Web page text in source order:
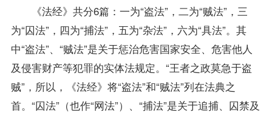
《法经》共分6篇：一为“盗法”，二为“贼法”，三
为“囚法”，四为“捕法”，五为“杂法”，六为“具法”。其
中“盗法”、“贼法”是关于惩治危害国家安全、危害他人
及侵害财产等犯罪的实体法规定。“王者之政莫急于盗
贼”，所以，《法经》将“盗法”和“贼法”列在法典之
首。“囚法”（也作“网法”）、“捕法”是关于追捕、囚禁及